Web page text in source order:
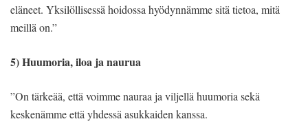
eläneet. Yksilöllisessä hoidossa hyödynnämme sitä tietoa, mitä
meillä on.”
5) Huumoria, iloa ja naurua
”On tärkeää, että voimme nauraa ja viljellä huumoria sekä
keskenämme että yhdessä asukkaiden kanssa.